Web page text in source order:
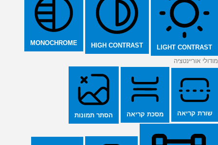
LIGHT CONTRAST
HIGH CONTRAST
MONOCHROME
מודולי אוריינטציה
שורת קריאה מסכת קריאה הסתר תמונות